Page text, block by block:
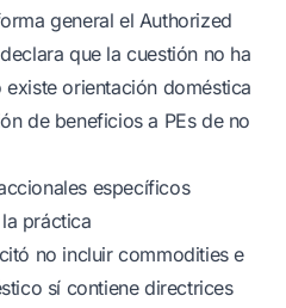
general el Authorized
que la cuestión no ha
orientación doméstica
de beneficios a PEs de no
específicos
práctica
no incluir commodities e
sí contiene directrices